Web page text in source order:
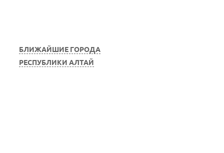
БЛИЖАЙШИЕ ГОРОДА
РЕСПУБЛИКИ АЛТАЙ